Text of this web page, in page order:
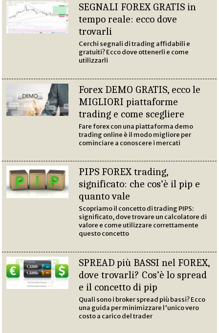
SEGNALI FOREX GRATIS in
tempo reale: ecco dove
trovarli
Cerchi segnali di trading affidabili e
gratuiti? Ecco dove ottenerli e come
utilizzarli
Forex DEMO GRATIS, ecco le
MIGLIORI piattaforme
trading e come scegliere
Fare forex con una piattaforma demo
trading online è il modo migliore per
cominciare a conoscere i mercati
PIPS FOREX trading,
significato: che cos’è il pip e
quanto vale
Scopriamo il concetto di trading PIPS:
significato, dove trovare un calcolatore di
valore e come utilizzare correttamente
questo concetto
SPREAD più BASSI nel FOREX,
dove trovarli? Cos’è lo spread
e il concetto di pip
Quali sono i broker spread più bassi? Ecco
una guida per minimizzare l'unico vero
costo a carico del trader